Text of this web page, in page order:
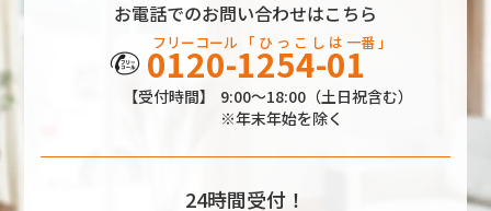
お電話でのお問い合わせはこちら
フリーコール 「 ひ っ こ し は 一番 」
0120-1254-01
【受付時間】
9:00～18:00（土日祝含む）
※年末年始を除く
24時間受付！